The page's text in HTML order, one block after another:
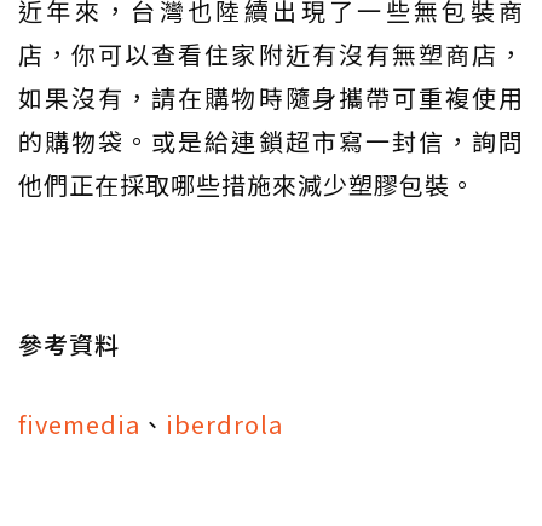
近年來，台灣也陸續出現了一些無包裝商
店，你可以查看住家附近有沒有無塑商店，
如果沒有，請在購物時隨身攜帶可重複使用
的購物袋。或是給連鎖超市寫一封信，詢問
他們正在採取哪些措施來減少塑膠包裝。
參考資料
fivemedia 、 iberdrola